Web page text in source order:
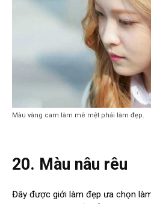
Màu vàng cam làm mê mệt phái làm đẹp.
20. Màu nâu rêu
Đây được giới làm đẹp ưa chọn